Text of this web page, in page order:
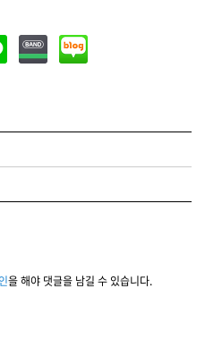
을 해야 댓글을 남길 수 있습니다.